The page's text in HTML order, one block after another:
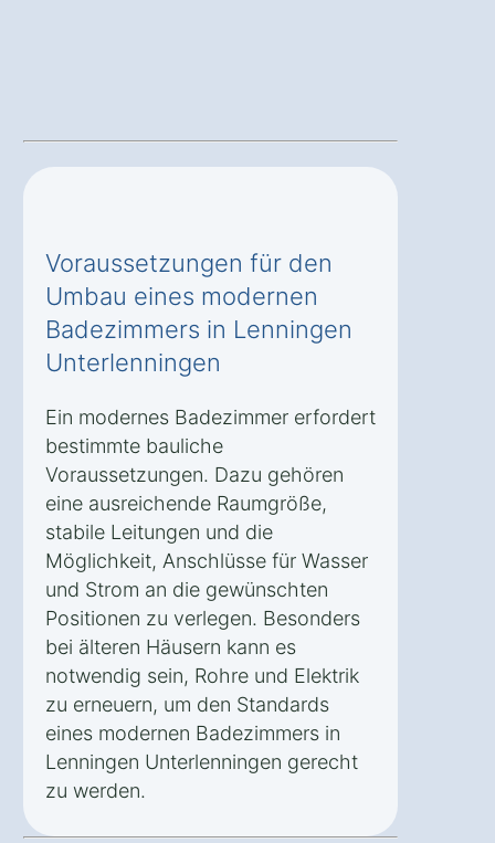
Voraussetzungen für den
Umbau eines modernen
Badezimmers in Lenningen
Unterlenningen
Ein modernes Badezimmer erfordert
bestimmte bauliche
Voraussetzungen. Dazu gehören
eine ausreichende Raumgröße,
stabile Leitungen und die
Möglichkeit, Anschlüsse für Wasser
und Strom an die gewünschten
Positionen zu verlegen. Besonders
bei älteren Häusern kann es
notwendig sein, Rohre und Elektrik
zu erneuern, um den Standards
eines modernen Badezimmers in
Lenningen Unterlenningen gerecht
zu werden.